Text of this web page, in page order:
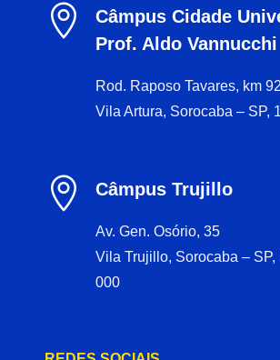

Câmpus Cidade
Prof. Aldo Vannucchi
Rod. Raposo Tavares, km
Vila Artura, Sorocaba – SP,
 Câmpus Trujillo
Av. Gen. Osório, 35
Vila Trujillo, Sorocaba – SP,
000